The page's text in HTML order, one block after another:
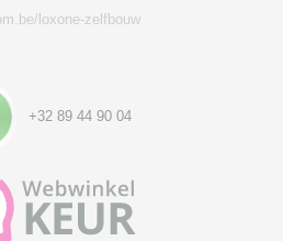
loxone-zelfbouw
+32 89 44 90 04